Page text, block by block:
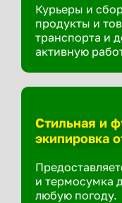
Курьеры и
продукты и
транспорта и
активную
Стильная и
экипировка
и термосумка
любую погоду.